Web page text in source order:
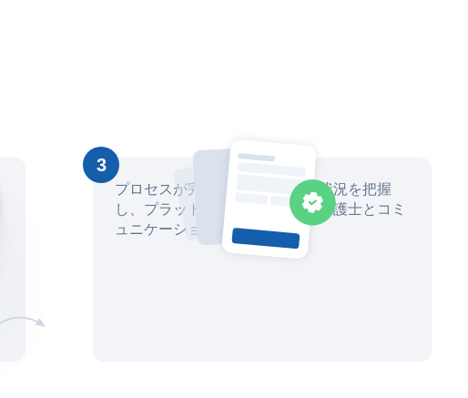
3
プロセスが完了するまで、進捗状況を把握
し、プラットフォームを通じて弁護士とコミ
ュニケーションを取ります。